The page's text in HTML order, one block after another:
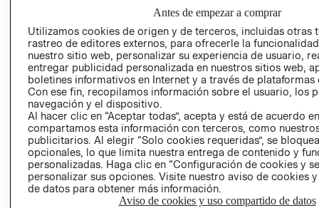
PROGRAMA DE
Y ÉTICA (INGLÉS)
COMERCIO - SIC
PETICIONES
QUEJAS Y
RECLAMOS
Colombia ($)
CAMBIAR REGIÓN
Antes de empezar a comprar
Utilizamos cookies de origen y de terceros, incluidas otras
rastreo de editores externos, para ofrecerle la
nuestro sitio web, personalizar su experiencia de usuario,
entregar publicidad personalizada en nuestros sitios web,
boletines informativos en Internet y a través de plataformas
Con ese fin, recopilamos información sobre el usuario, los
navegación y el dispositivo.
Al hacer clic en “Aceptar todas”, acepta y está de acuerdo
compartamos esta información con terceros, como
publicitarios. Al elegir “Solo cookies requeridas”, se
opcionales, lo que limita nuestra entrega de contenido y
personalizadas. Haga clic en “Configuración de cookies y
personalizar sus opciones. Visite nuestro aviso de cookies
de datos para obtener más información.
Aviso de cookies y uso compartido de datos